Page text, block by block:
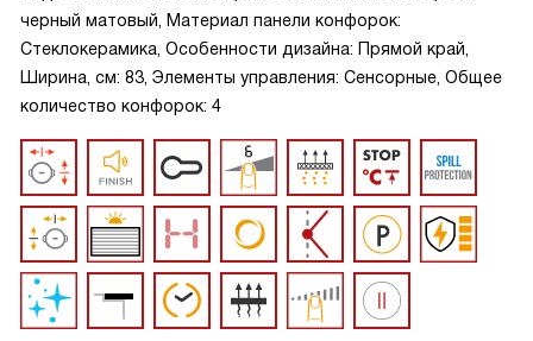
черный матовый, Материал панели конфорок:
Стеклокерамика, Особенности дизайна: Прямой край,
Ширина, см: 83, Элементы управления: Сенсорные, Общее
количество конфорок: 4